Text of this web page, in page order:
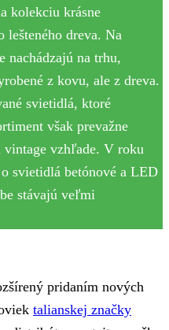
kolekciu krásne
lešteného dreva. Na
nachádzajú na trhu,
z kovu, ale z dreva.
svietidlá, ktoré
však prevažne
vzhľade. V roku
svietidlá betónové a LED
stávajú veľmi
pridaním nových
talianskej značky